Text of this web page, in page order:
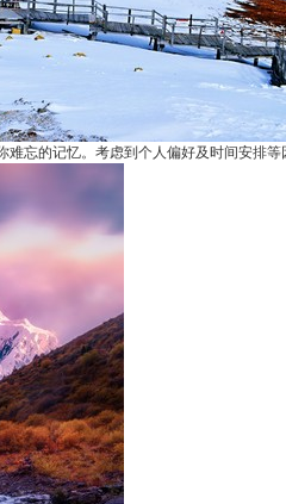
忘的记忆。考虑到个人偏好及时间安排等